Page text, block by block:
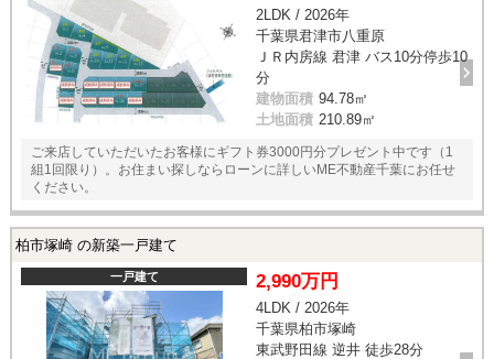
2LDK / 2026年
千葉県君津市八重原
ＪＲ内房線 君津 バス10分停歩10
分
建物面積 94.78㎡
土地面積 210.89㎡
ご来店していただいたお客様にギフト券3000円分プレゼント中です（1
組1回限り）。お住まい探しならローンに詳しいME不動産千葉にお任せ
ください。
柏市塚崎 の新築一戸建て
一戸建て 2,990万円
4LDK / 2026年
千葉県柏市塚崎
東武野田線 逆井 徒歩28分